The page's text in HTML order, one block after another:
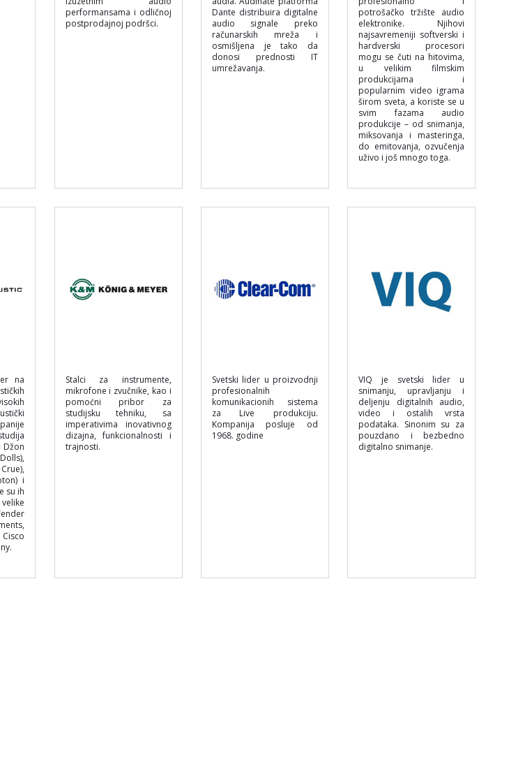
performansama i odličnoj
postprodajnoj podršci.
Dante distribuira digitalne
audio signale preko
računarskih mreža i
osmišljena je tako da
donosi prednosti IT
umrežavanja.
potrošačko tržište audio
elektronike. Njihovi
najsavremeniji softverski i
hardverski procesori
mogu se čuti na hitovima,
u velikim filmskim
produkcijama i
popularnim video igrama
širom sveta, a koriste se u
svim fazama audio
produkcije – od snimanja,
miksovanja i masteringa,
do emitovanja, ozvučenja
uživo i još mnogo toga.
na
Džon
i
su ih
Stalci za instrumente,
mikrofone i zvučnike, kao i
pomoćni pribor za
studijsku tehniku, sa
imperativima inovativnog
dizajna, funkcionalnosti i
trajnosti.
Svetski lider u proizvodnji
profesionalnih
komunikacionih sistema
za Live produkciju.
Kompanija posluje od
1968. godine
VIQ je svetski lider u
snimanju, upravljanju i
deljenju digitalnih audio,
video i ostalih vrsta
podataka. Sinonim su za
pouzdano i bezbedno
digitalno snimanje.